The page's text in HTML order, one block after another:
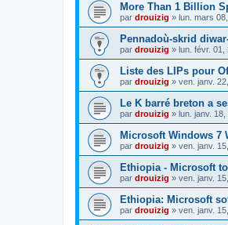
More Than 1 Billion
par drouizig » lun. mars
Pennadoù-skrid
par drouizig » lun. févr. 01,
Liste des LIPs pour
par drouizig » ven. janv.
Le K barré breton a
par drouizig » lun. janv.
Microsoft Windows 7
par drouizig » ven. janv.
Ethiopia - Microsoft
par drouizig » ven. janv.
Ethiopia: Microsoft
par drouizig » ven. janv.